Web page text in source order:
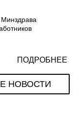
Минздрава
ПОДРОБНЕЕ
НОВОСТИ